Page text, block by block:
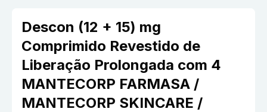
Descon (12 + 15) mg
Comprimido Revestido de
Liberação Prolongada com 4
MANTECORP FARMASA /
MANTECORP SKINCARE /